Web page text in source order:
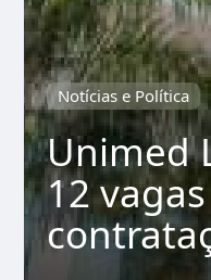
Notícias e Política
Unimed
12